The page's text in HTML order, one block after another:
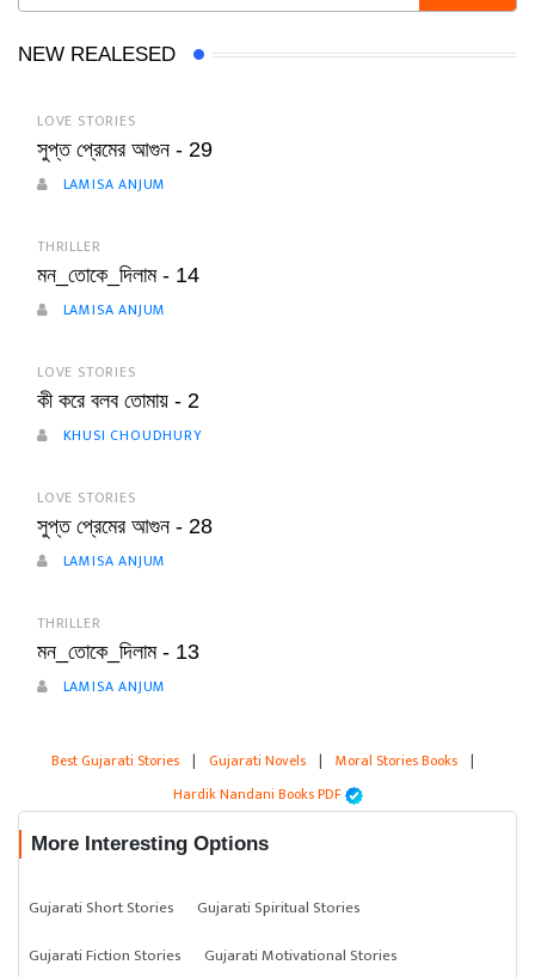
NEW REALESED
LOVE STORIES
সুপ্ত প্রেমের আগুন - 29
LAMISA ANJUM
THRILLER
মন_তোকে_দিলাম - 14
LAMISA ANJUM
LOVE STORIES
কী করে বলব তোমায় - 2
KHUSI CHOUDHURY
LOVE STORIES
সুপ্ত প্রেমের আগুন - 28
LAMISA ANJUM
THRILLER
মন_তোকে_দিলাম - 13
LAMISA ANJUM
Best Gujarati Stories | Gujarati Novels | Moral Stories Books |
Hardik Nandani Books PDF
More Interesting Options
Gujarati Short Stories
Gujarati Spiritual Stories
Gujarati Fiction Stories
Gujarati Motivational Stories